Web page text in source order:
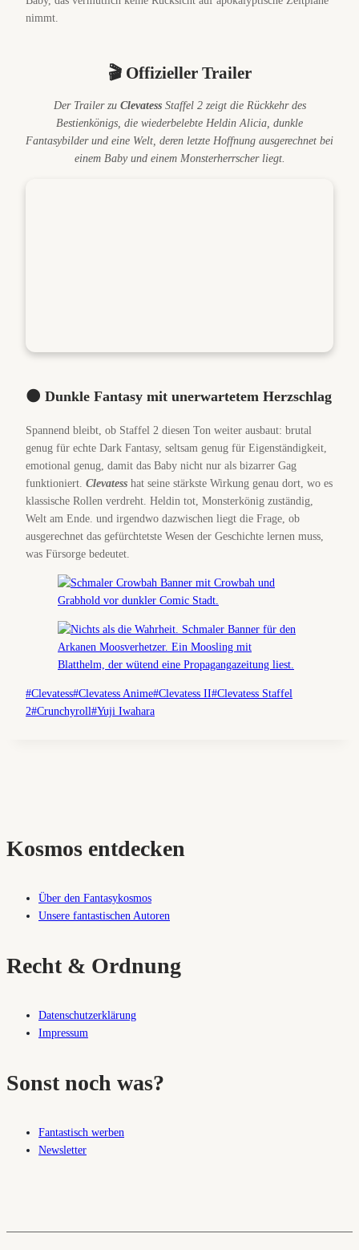
nimmt.
🎬 Offizieller Trailer
Der Trailer zu ClevatessStaffel 2 zeigt die Rückkehr des
Bestienkönigs, die wiederbelebte Heldin Alicia, dunkle
Fantasybilder und eine Welt, deren letzte Hoffnung ausgerechnet bei
einem Baby und einem Monsterherrscher liegt.
🌑 Dunkle Fantasy mit unerwartetem Herzschlag
Spannend bleibt, ob Staffel 2 diesen Ton weiter ausbaut: brutal
genug für echte Dark Fantasy, seltsam genug für Eigenständigkeit,
emotional genug, damit das Baby nicht nur als bizarrer Gag
funktioniert. Clevatess hat seine stärkste Wirkung genau dort, wo es
klassische Rollen verdreht. Heldin tot, Monsterkönig zuständig,
Welt am Ende. und irgendwo dazwischen liegt die Frage, ob
ausgerechnet das gefürchtetste Wesen der Geschichte lernen muss,
was Fürsorge bedeutet.
Schlagworte:
#Clevatess#Clevatess Anime#Clevatess II#Clevatess Staffel
2#Crunchyroll#Yuji Iwahara
Kosmos entdecken
Über den Fantasykosmos
Unsere fantastischen Autoren
Recht & Ordnung
Datenschutzerklärung
Impressum
Sonst noch was?
Fantastisch werben
Newsletter